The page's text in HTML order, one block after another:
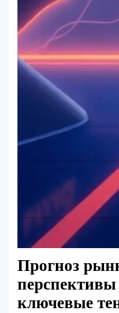
Прогноз
перспективы
ключевые